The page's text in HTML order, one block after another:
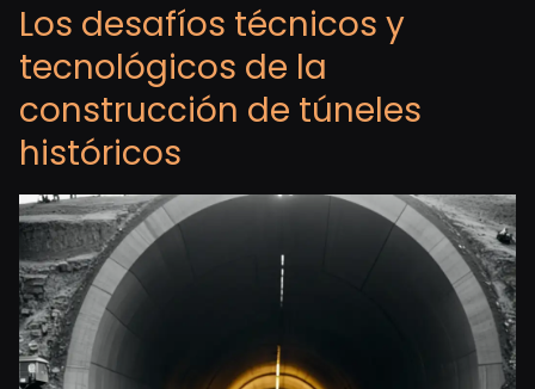
Los desafíos técnicos y
tecnológicos de la
construcción de túneles
históricos